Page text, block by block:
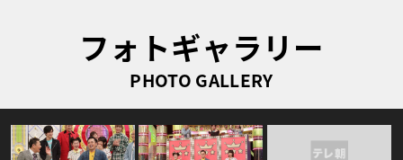
フォトギャラリー
PHOTO GALLERY